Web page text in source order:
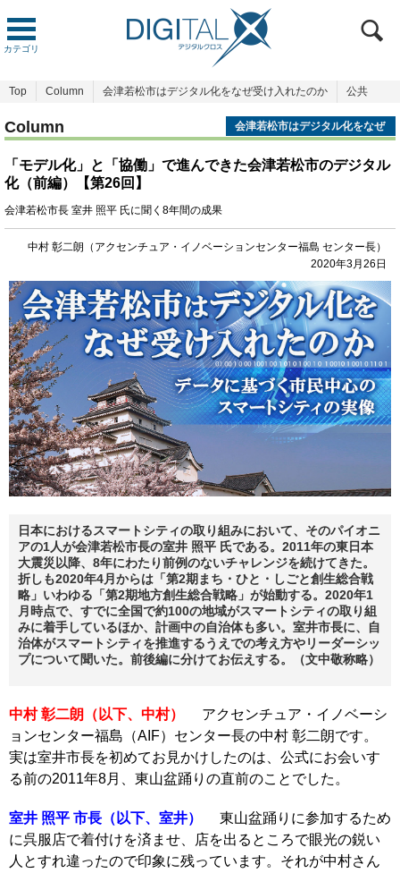
カテゴリ
Top Column 会津若松市はデジタル化をなぜ受け入れたのか 公共
Column
会津若松市はデジタル化をなぜ
受け入れたのか
「モデル化」と「協働」で進んできた会津若松市のデジタル
化（前編）【第26回】
会津若松市長 室井 照平 氏に聞く8年間の成果
中村 彰二朗（アクセンチュア・イノベーションセンター福島 センター長）
2020年3月26日
日本におけるスマートシティの取り組みにおいて、そのパイオニ
アの1人が会津若松市長の室井 照平 氏である。2011年の東日本
大震災以降、8年にわたり前例のないチャレンジを続けてきた。
折しも2020年4月からは「第2期まち・ひと・しごと創生総合戦
略」いわゆる「第2期地方創生総合戦略」が始動する。2020年1
月時点で、すでに全国で約100の地域がスマートシティの取り組
みに着手しているほか、計画中の自治体も多い。室井市長に、自
治体がスマートシティを推進するうえでの考え方やリーダーシッ
プについて聞いた。前後編に分けてお伝えする。（文中敬称略）
中村 彰二朗（以下、中村）
アクセンチュア・イノベーシ
ョンセンター福島（AIF）センター長の中村 彰二朗です。
実は室井市長を初めてお見かけしたのは、公式にお会いす
る前の2011年8月、東山盆踊りの直前のことでした。
室井 照平 市長（以下、室井）
東山盆踊りに参加するため
に呉服店で着付けを済ませ、店を出るところで眼光の鋭い
人とすれ違ったので印象に残っています。それが中村さん